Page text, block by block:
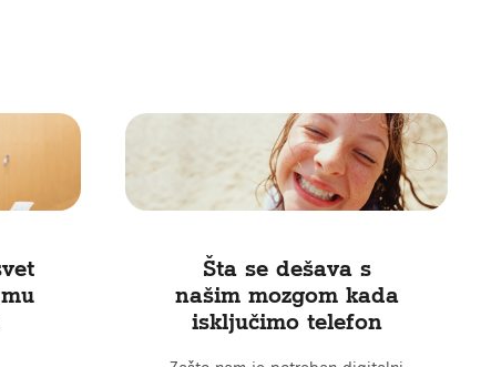
Šta se dešava s
našim mozgom kada
isključimo telefon